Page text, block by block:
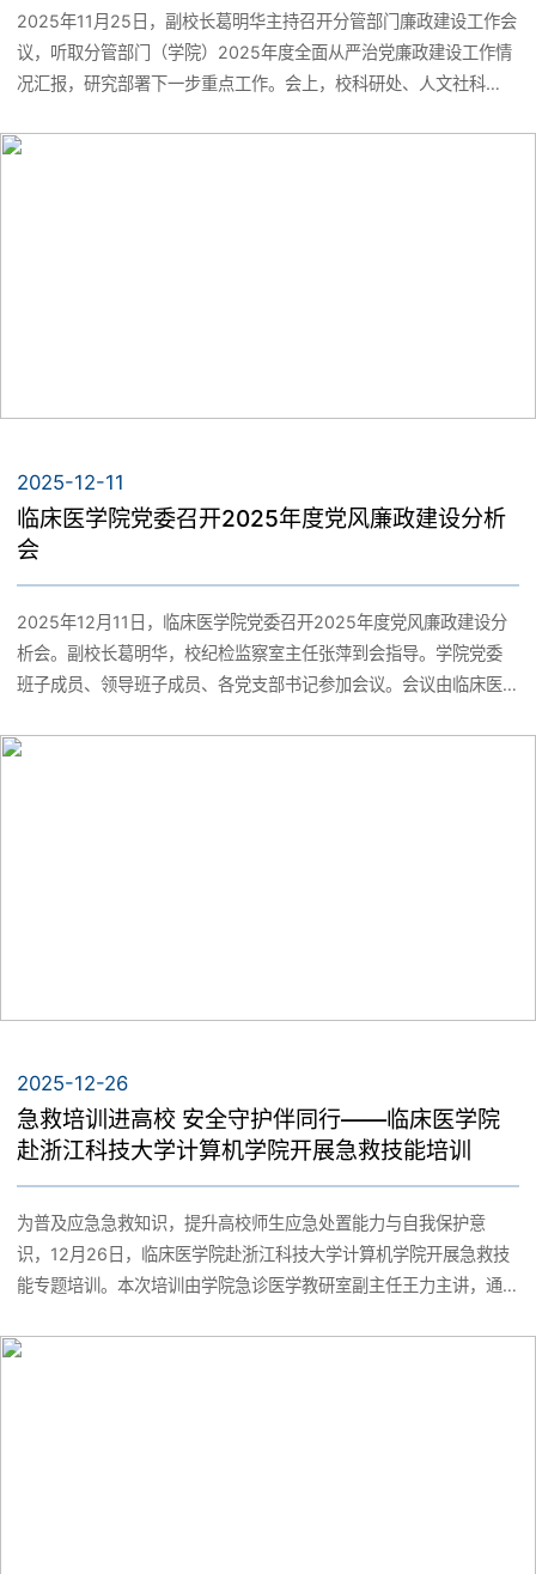
党建引领
2025年11月25日，副校长葛明华主持召开分管部门廉政建设工作会
议，听取分管部门（学院）2025年度全面从严治党廉政建设工作情
况汇报，研究部署下一步重点工作。会上，校科研处、人文社科
门负责同志作了汇报。
2025-12-11
临床医学院党委召开2025年度党风廉政建设分析
会
2025年12月11日，临床医学院党委召开2025年度党风廉政建设分
析会。副校长葛明华，校纪检监察室主任张萍到会指导。学院党委
班子成员、领导班子成员、各党支部书记参加会议。会议由临床医
2025-12-26
急救培训进高校 安全守护伴同行——临床医学院
赴浙江科技大学计算机学院开展急救技能培训
为普及应急急救知识，提升高校师生应急处置能力与自我保护意
识，12月26日，临床医学院赴浙江科技大学计算机学院开展急救技
能专题培训。本次培训由学院急诊医学教研室副主任王力主讲，通
高效、干货满满的急救课程。